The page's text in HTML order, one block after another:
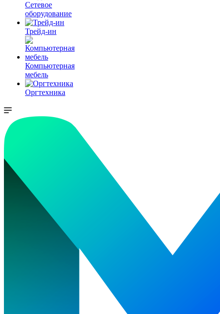
Сетевое
оборудование
Трейд-ин
Компьютерная
мебель
Оргтехника